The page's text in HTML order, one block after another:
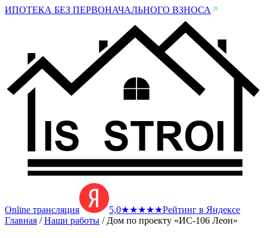
ИПОТЕКА БЕЗ ПЕРВОНАЧАЛЬНОГО ВЗНОСА
Online трансляция 5,0★★★★★Рейтинг в Яндексе
Главная /Наши работы / Дом по проекту «ИС-106 Леон»